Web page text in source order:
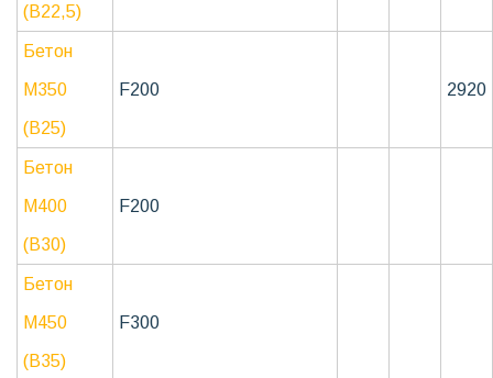
(В22,5)
Бетон
М350
(В25)
F200 2920
Бетон
М400
(В30)
F200
Бетон
М450
(В35)
F300